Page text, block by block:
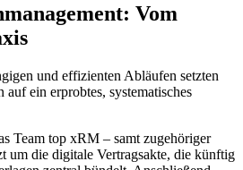
Vom
und effizienten Abläufen setzten
ein erprobtes, systematisches
Team top xRM – samt zugehöriger
um die digitale Vertragsakte, die künftig